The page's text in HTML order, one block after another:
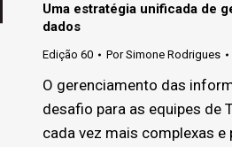
Uma estratégia unificada de
dados
Edição 60 PorSimone Rodrigues
O gerenciamento das
desafio para as equipes de
cada vez mais complexas e